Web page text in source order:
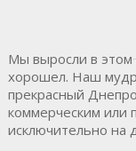
Мы выросли в этом
хорошел. Наш
прекрасный
коммерческим или
исключительно на